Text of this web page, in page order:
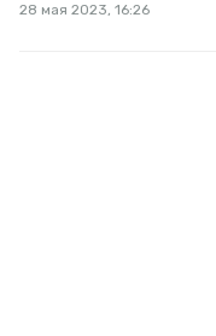
28 мая 2023, 16:26